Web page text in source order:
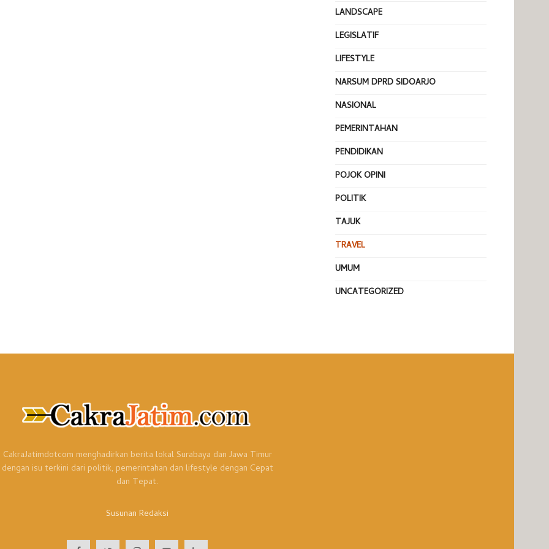
LANDSCAPE
LEGISLATIF
LIFESTYLE
NARSUM DPRD SIDOARJO
NASIONAL
PEMERINTAHAN
PENDIDIKAN
POJOK OPINI
POLITIK
TAJUK
TRAVEL
UMUM
UNCATEGORIZED
CakraJatimdotcom menghadirkan berita lokal Surabaya dan Jawa Timur
dengan isu terkini dari politik, pemerintahan dan lifestyle dengan Cepat
dan Tepat.
Susunan Redaksi